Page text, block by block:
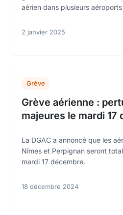
aérien dans plusieurs
2 janvier 2025
Grève
Grève aérienne :
majeures le mardi 17
La DGAC a annoncé que les
Nîmes et Perpignan seront
mardi 17 décembre.
18 décembre 2024